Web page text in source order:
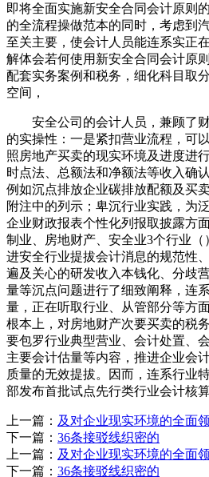
即将全面实施新安全合同会计原则
的全流程操做范本的同时，考虑到
至关主要，使会计人员能连系实正
解体会若何使用新安全合同会计原
配套实务案例和税务，细化科目取
空间，
安全公司的会计人员，兼顾了财
的实操性：一是紧扣营业流程，可
照房地产买卖的现实环境及进度进
时点法、总额法和净额法等收入确
例如沉点排放企业碳排放配额及买
附注中的列示；卑沉行业实践，为
企业财政报表个性化列报取披露方
制业、房地财产、安全业3个行业
进安全行业提拔会计消息的规范性
遍及关心的研发收入本钱化、分歧
量等沉点问题进行了细致阐释，连
量，正在听取行业、从管部分等方
根本上，对房地财产次要买卖的税
要包罗行业典型营业、会计处置、
主要会计估量等内容，推进企业会
质量的无效提拔。因而，连系行业
部发布首批试点先行类行业会计核算
上一篇： 及对企业现实环境的全面
下一篇： 36条接驳线织密的
上一篇： 及对企业现实环境的全面
下一篇： 36条接驳线织密的